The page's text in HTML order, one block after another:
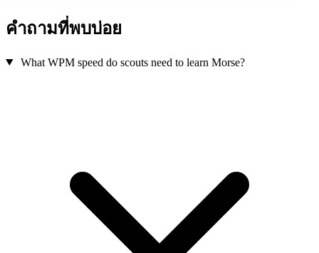
คำถามที่พบบ่อย
What WPM speed do scouts need to learn Morse?